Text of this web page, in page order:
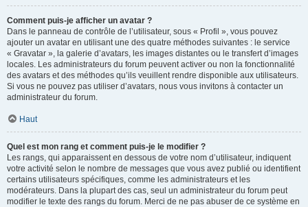
Comment puis-je afficher un avatar ?
Dans le panneau de contrôle de l’utilisateur, sous « Profil », vous pouvez
ajouter un avatar en utilisant une des quatre méthodes suivantes : le service
« Gravatar », la galerie d’avatars, les images distantes ou le transfert d’images
locales. Les administrateurs du forum peuvent activer ou non la fonctionnalité
des avatars et des méthodes qu’ils veuillent rendre disponible aux utilisateurs.
Si vous ne pouvez pas utiliser d’avatars, nous vous invitons à contacter un
administrateur du forum.
Haut
Quel est mon rang et comment puis-je le modifier ?
Les rangs, qui apparaissent en dessous de votre nom d’utilisateur, indiquent
votre activité selon le nombre de messages que vous avez publié ou identifient
certains utilisateurs spécifiques, comme les administrateurs et les
modérateurs. Dans la plupart des cas, seul un administrateur du forum peut
modifier le texte des rangs du forum. Merci de ne pas abuser de ce système en